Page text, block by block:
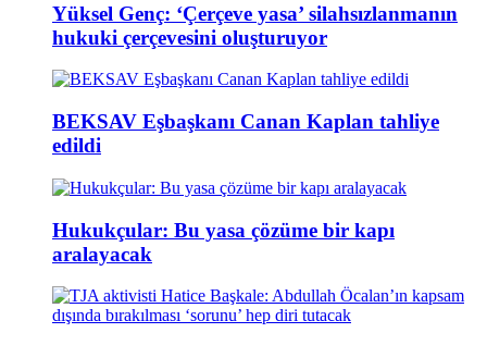
Yüksel Genç: ‘Çerçeve yasa’ silahsızlanmanın
hukuki çerçevesini oluşturuyor
BEKSAV Eşbaşkanı Canan Kaplan tahliye
edildi
Hukukçular: Bu yasa çözüme bir kapı
aralayacak